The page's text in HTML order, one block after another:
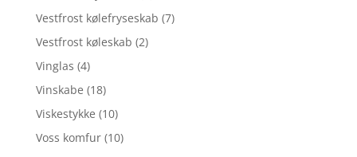
Vestfrost kølefryseskab (7)
Vestfrost køleskab (2)
Vinglas (4)
Vinskabe (18)
Viskestykke (10)
Voss komfur (10)